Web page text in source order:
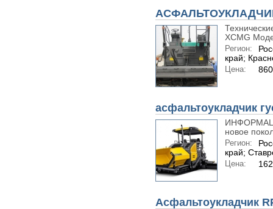
АСФАЛЬТОУКЛАДЧИК
XCMG
Регион:
край;
Цена:
асфальтоукладчик
новое
Регион:
край;
Цена:
Асфальтоукладчик